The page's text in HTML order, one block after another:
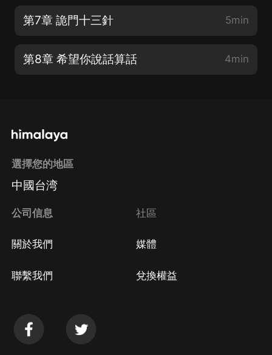
第7章 詭門十三針 5min
第8章 希望你說話算話 4min
選擇您的地區
中國台湾
公司信息
關於我們
聯繫我們
社區
媒體
兌換權益